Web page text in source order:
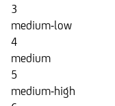
3
medium-low
4
medium
5
medium-high